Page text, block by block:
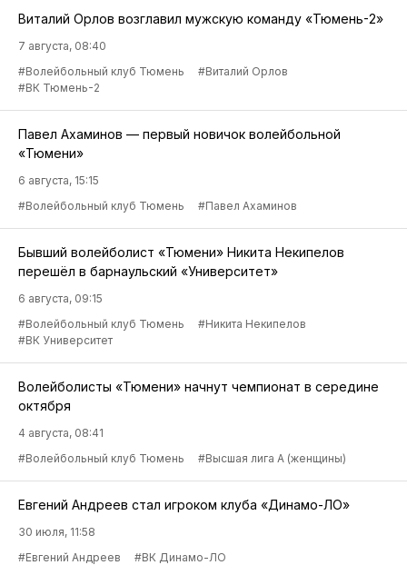
Виталий Орлов возглавил мужскую команду «Тюмень-2»
7 августа, 08:40
#Волейбольный клуб Тюмень
#Виталий Орлов
#ВК Тюмень-2
Павел Ахаминов — первый новичок волейбольной
«Тюмени»
6 августа, 15:15
#Волейбольный клуб Тюмень
#Павел Ахаминов
Бывший волейболист «Тюмени» Никита Некипелов
перешёл в барнаульский «Университет»
6 августа, 09:15
#Волейбольный клуб Тюмень
#Никита Некипелов
#ВК Университет
Волейболисты «Тюмени» начнут чемпионат в середине
октября
4 августа, 08:41
#Волейбольный клуб Тюмень
#Высшая лига А (женщины)
Евгений Андреев стал игроком клуба «Динамо-ЛО»
30 июля, 11:58
#Евгений Андреев
#ВК Динамо-ЛО